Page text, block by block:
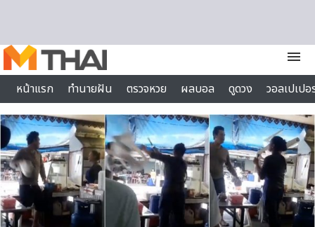
menu
หน้าแรก
ทำนายฝัน ตรวจหวย ผลบอล ดูดวง
วอลเปเป
ไลฟ์สไตล์